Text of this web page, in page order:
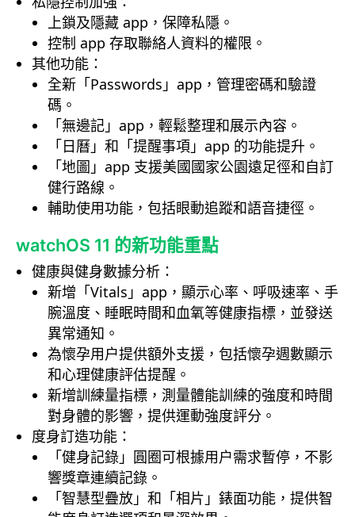
上鎖及隱藏 app，保障私隱。
控制 app 存取聯絡人資料的權限。
其他功能：
全新「Passwords」app，管理密碼和驗證
碼。
「無邊記」app，輕鬆整理和展示內容。
「日曆」和「提醒事項」app 的功能提升。
「地圖」app 支援美國國家公園遠足徑和自訂
健行路線。
輔助使用功能，包括眼動追蹤和語音捷徑。
watchOS 11 的新功能重點
健康與健身數據分析：
新增「Vitals」app，顯示心率、呼吸速率、手
腕溫度、睡眠時間和血氧等健康指標，並發送
異常通知。
為懷孕用户提供額外支援，包括懷孕週數顯示
和心理健康評估提醒。
新增訓練量指標，測量體能訓練的強度和時間
對身體的影響，提供運動強度評分。
度身訂造功能：
「健身記錄」圓圈可根據用户需求暫停，不影
響獎章連續記錄。
「智慧型疊放」和「相片」錶面功能，提供智